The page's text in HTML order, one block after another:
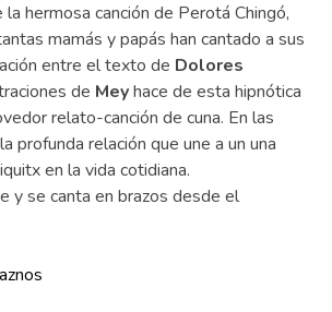
hermosa canción de Perotá Chingó,
mamás y papás han cantado a sus
entre el texto de Dolores
de Meyhace de esta hipnótica
relato-canción de cuna. En las
profunda relación que une a un una
en la vida cotidiana.
y se canta en brazos desde el